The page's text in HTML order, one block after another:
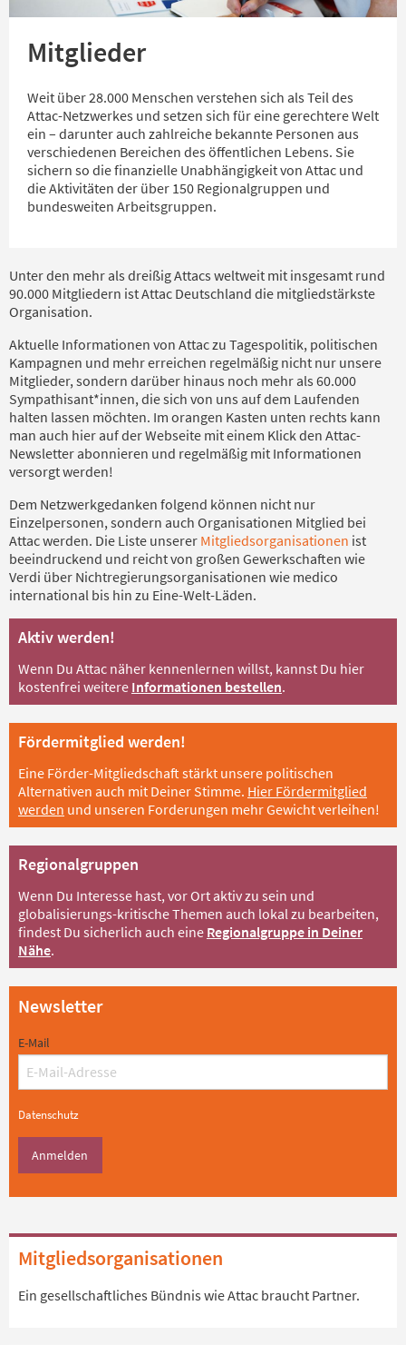
Mitglieder
Weit über 28.000 Menschen verstehen sich als Teil des
Attac-Netzwerkes und setzen sich für eine gerechtere Welt
ein – darunter auch zahlreiche bekannte Personen aus
verschiedenen Bereichen des öffentlichen Lebens. Sie
sichern so die finanzielle Unabhängigkeit von Attac und
die Aktivitäten der über 150 Regionalgruppen und
bundesweiten Arbeitsgruppen.
Unter den mehr als dreißig Attacs weltweit mit insgesamt rund
90.000 Mitgliedern ist Attac Deutschland die mitgliedstärkste
Organisation.
Aktuelle Informationen von Attac zu Tagespolitik, politischen
Kampagnen und mehr erreichen regelmäßig nicht nur unsere
Mitglieder, sondern darüber hinaus noch mehr als 60.000
Sympathisant*innen, die sich von uns auf dem Laufenden
halten lassen möchten. Im orangen Kasten unten rechts kann
man auch hier auf der Webseite mit einem Klick den Attac-
Newsletter abonnieren und regelmäßig mit Informationen
versorgt werden!
Dem Netzwerkgedanken folgend können nicht nur
Einzelpersonen, sondern auch Organisationen Mitglied bei
Attac werden. Die Liste unserer Mitgliedsorganisationen ist
beeindruckend und reicht von großen Gewerkschaften wie
Verdi über Nichtregierungsorganisationen wie medico
international bis hin zu Eine-Welt-Läden.
Aktiv werden!
Wenn Du Attac näher kennenlernen willst, kannst Du hier
kostenfrei weitere Informationen bestellen.
Fördermitglied werden!
Eine Förder-Mitgliedschaft stärkt unsere politischen
Alternativen auch mit Deiner Stimme. Hier Fördermitglied
werden und unseren Forderungen mehr Gewicht verleihen!
Regionalgruppen
Wenn Du Interesse hast, vor Ort aktiv zu sein und
globalisierungs-kritische Themen auch lokal zu bearbeiten,
findest Du sicherlich auch eine Regionalgruppe in Deiner
Nähe.
Newsletter
E-Mail
Datenschutz
Mitgliedsorganisationen
Ein gesellschaftliches Bündnis wie Attac braucht Partner.